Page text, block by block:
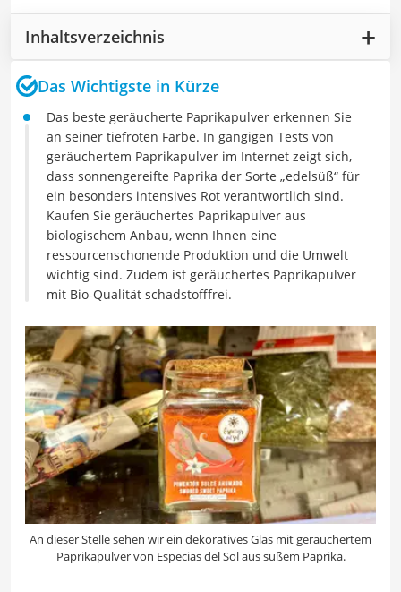
Inhaltsverzeichnis
Das Wichtigste in Kürze
Das beste geräucherte Paprikapulver erkennen Sie
an seiner tiefroten Farbe. In gängigen Tests von
geräuchertem Paprikapulver im Internet zeigt sich,
dass sonnengereifte Paprika der Sorte „edelsüß“ für
ein besonders intensives Rot verantwortlich sind.
Kaufen Sie geräuchertes Paprikapulver aus
biologischem Anbau, wenn Ihnen eine
ressourcenschonende Produktion und die Umwelt
wichtig sind. Zudem ist geräuchertes Paprikapulver
mit Bio-Qualität schadstofffrei.
An dieser Stelle sehen wir ein dekoratives Glas mit geräuchertem
Paprikapulver von Especias del Sol aus süßem Paprika.